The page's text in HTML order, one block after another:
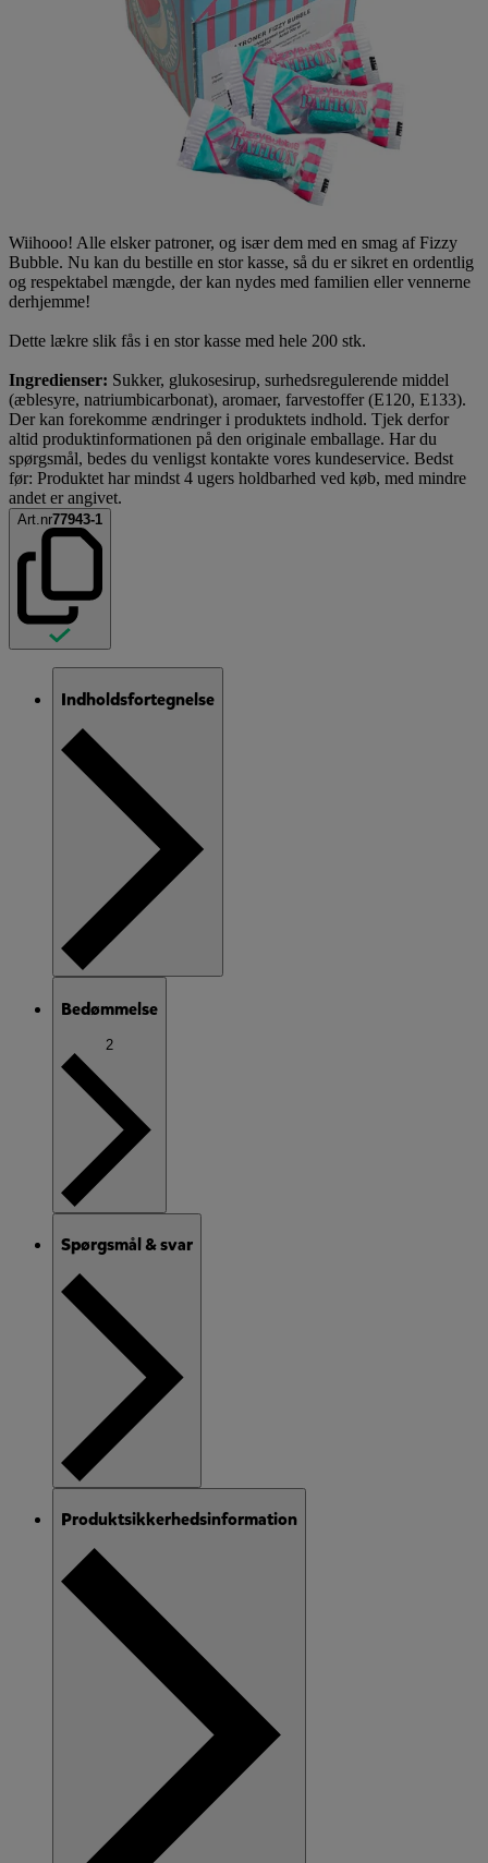
Wiihooo! Alle elsker patroner, og især dem med en smag af Fizzy
Bubble. Nu kan du bestille en stor kasse, så du er sikret en ordentlig
og respektabel mængde, der kan nydes med familien eller vennerne
derhjemme!
Dette lækre slik fås i en stor kasse med hele 200 stk.
Ingredienser: Sukker, glukosesirup, surhedsregulerende middel
(æblesyre, natriumbicarbonat), aromaer, farvestoffer (E120, E133).
Der kan forekomme ændringer i produktets indhold. Tjek derfor
altid produktinformationen på den originale emballage. Har du
spørgsmål, bedes du venligst kontakte vores kundeservice. Bedst
før: Produktet har mindst 4 ugers holdbarhed ved køb, med mindre
andet er angivet.
Art.nr77943-1
Indholdsfortegnelse
Bedømmelse
2
Spørgsmål & svar
Produktsikkerhedsinformation